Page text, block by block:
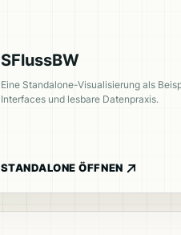
SFlussBW
Eine Standalone-Visualisierung als
Interfaces und lesbare Datenpraxis.
STANDALONE ÖFFNEN